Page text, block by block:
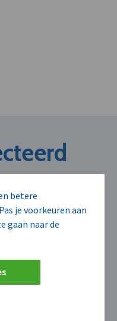
betere
je voorkeuren aan
gaan naar de
KAERCHER N.V.